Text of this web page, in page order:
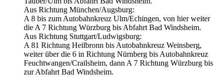
Aus Richtung München/Augsburg:
A 8 bis zum Autobahnkreuz Ulm/Echingen, von hier weiter
die A 7 Richtung Würzburg bis Abfahrt Bad Windsheim.
Aus Richtung Stuttgart/Ludwigsburg:
A 81 Richtung Heilbronn bis Autobahnkreuz Weinsberg,
weiter über die 6 in Richtung Nürnberg bis Autobahnkreuz
Feuchtwangen/Crailsheim, dann A 7 Richtung Würzburg bis
zur Abfahrt Bad Windsheim.